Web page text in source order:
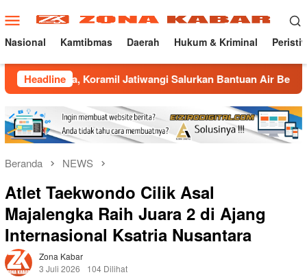
ke
konten
Menu
Mobile
Nasional Kamtibmas Daerah Hukum & Kriminal
HeadlineJatiwangi Salurkan Bantuan Air Bersih untuk Warga
Beranda NEWS
Atlet Taekwondo Cilik Asal
Majalengka Raih Juara 2 di Ajang
Internasional Ksatria Nusantara
Zona Kabar
3 Juli 2026
104 Dilihat